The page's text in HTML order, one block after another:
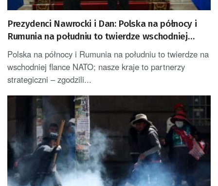
Prezydenci Nawrocki i Dan: Polska na północy i
Rumunia na południu to twierdze wschodniej
flanki NATO
Polska na północy i Rumunia na południu to twierdze na
wschodniej flance NATO; nasze kraje to partnerzy
strategiczni – zgodzili...